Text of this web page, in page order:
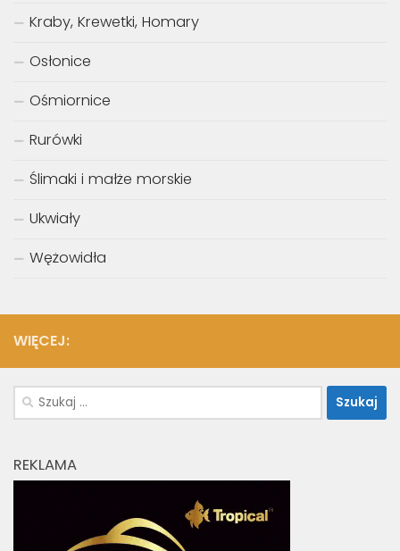
Kraby, Krewetki, Homary
Osłonice
Ośmiornice
Rurówki
Ślimaki i małże morskie
Ukwiały
Wężowidła
WIĘCEJ:
Szukaj:
REKLAMA